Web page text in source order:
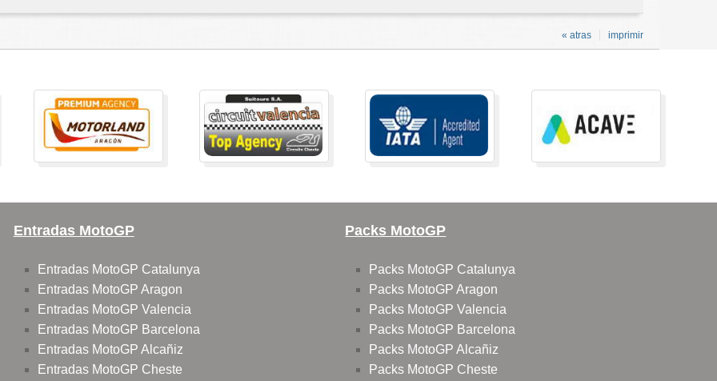
imprimir
« atras
Entradas MotoGP
Entradas MotoGP Catalunya
Entradas MotoGP Aragon
Entradas MotoGP Valencia
Entradas MotoGP Barcelona
Entradas MotoGP Alcañiz
Entradas MotoGP Cheste
Packs MotoGP
Packs MotoGP Catalunya
Packs MotoGP Aragon
Packs MotoGP Valencia
Packs MotoGP Barcelona
Packs MotoGP Alcañiz
Packs MotoGP Cheste